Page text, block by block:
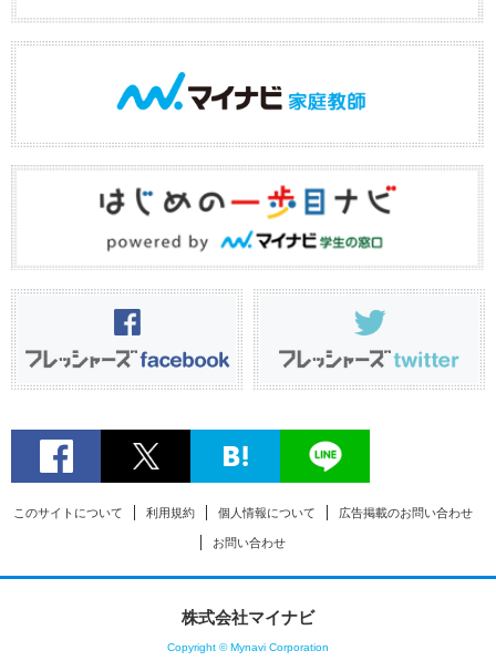
このサイトについて 利用規約 個人情報について 広告掲載のお問い合わせ
お問い合わせ
株式会社マイナビ
Copyright © Mynavi Corporation